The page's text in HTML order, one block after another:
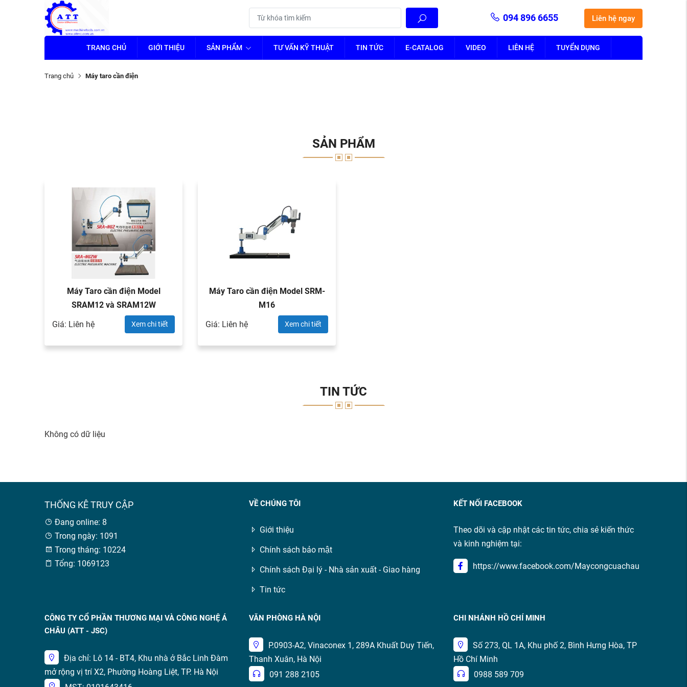
094 896 6655 Liên hệ ngay
TRANG CHỦ GIỚI THIỆU SẢN PHẨM TƯ VẤN KỸ THUẬT TIN TỨC E-CATALOG VIDEO LIÊN HỆ TUYỂN DỤNG
Trang chủ Máy taro cần điện
SẢN PHẨM
Máy Taro cần điện Model
SRAM12 và SRAM12W
Giá: Liên hệ
Xem chi tiết
Máy Taro cần điện Model SRM-
M16
Giá: Liên hệ
Xem chi tiết
TIN TỨC
Không có dữ liệu
THỐNG KÊ TRUY CẬP
Đang online: 8
Trong ngày: 1091
Trong tháng: 10224
Tổng: 1069123
VỀ CHÚNG TÔI
Giới thiệu
Chính sách bảo mật
Chính sách Đại lý - Nhà sản xuất - Giao hàng
Tin tức
KẾT NỐI FACEBOOK
Theo dõi và cập nhật các tin tức, chia sẻ kiến thức
và kinh nghiệm tại:
https://www.facebook.com/Maycongcuachau
CÔNG TY CỔ PHẦN THƯƠNG MẠI VÀ CÔNG NGHỆ Á
CHÂU (ATT - JSC)
Địa chỉ: Lô 14 - BT4, Khu nhà ở Bắc Linh Đàm
mở rộng vị trí X2, Phường Hoàng Liệt, TP. Hà Nội
VĂN PHÒNG HÀ NỘI
P.0903-A2, Vinaconex 1, 289A Khuất Duy Tiến,
Thanh Xuân, Hà Nội
091 288 2105
CHI NHÁNH HỒ CHÍ MINH
Số 273, QL 1A, Khu phố 2, Bình Hưng Hòa, TP
Hồ Chí Minh
0988 589 709